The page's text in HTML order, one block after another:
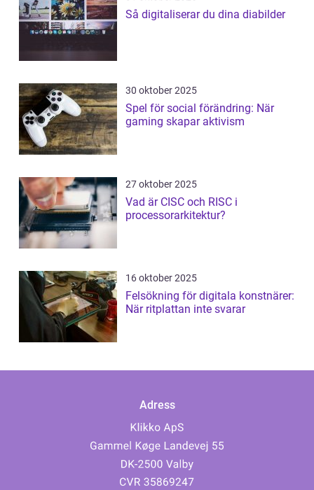
Så digitaliserar du dina diabilder
30 oktober 2025
Spel för social förändring: När
gaming skapar aktivism
27 oktober 2025
Vad är CISC och RISC i
processorarkitektur?
16 oktober 2025
Felsökning för digitala konstnärer:
När ritplattan inte svarar
Adress